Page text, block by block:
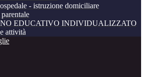
- istruzione domiciliare
EDUCATIVO INDIVIDUALIZZATO
attività